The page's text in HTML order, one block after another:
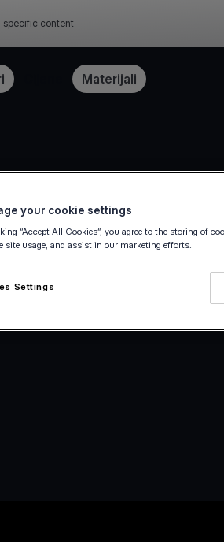
specific content
Materijali
your cookie settings
“Accept All Cookies”, you agree to the storing of
site usage, and assist in our marketing efforts.
Settings